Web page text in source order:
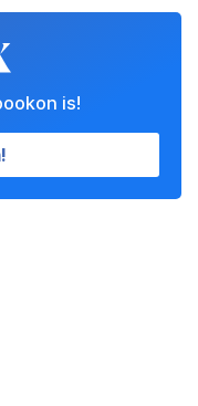
is!